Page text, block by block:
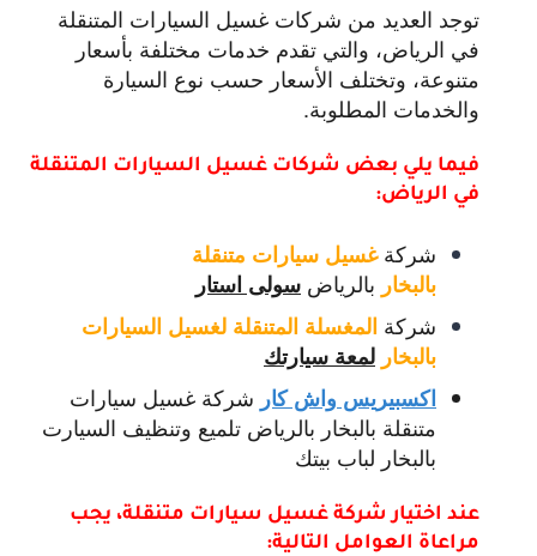
توجد العديد من شركات غسيل السيارات المتنقلة
في الرياض، والتي تقدم خدمات مختلفة بأسعار
متنوعة، وتختلف الأسعار حسب نوع السيارة
والخدمات المطلوبة.
فيما يلي بعض شركات غسيل السيارات المتنقلة
في الرياض:
شركةغسيل سيارات متنقلة
بالبخار بالرياض سولى استار
شركة المغسلة المتنقلة لغسيل السيارات
بالبخار لمعة سيارتك
اكسبيريس واش كار شركة غسيل سيارات
متنقلة بالبخار بالرياض تلميع وتنظيف السيارت
بالبخار لباب بيتك
عند اختيار شركة غسيل سيارات متنقلة، يجب
مراعاة العوامل التالية: